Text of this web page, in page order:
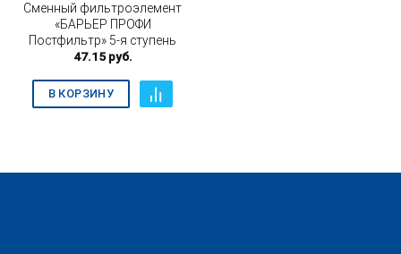
Сменный фильтроэлемент
«БАРЬЕР ПРОФИ
Постфильтр» 5-я ступень
47.15руб.
В КОРЗИНУ